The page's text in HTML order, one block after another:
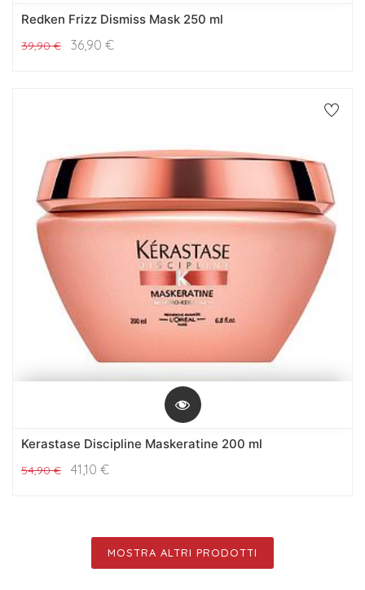
Redken Frizz Dismiss Mask 250 ml
39,90€ 36,90 €
Kerastase Discipline Maskeratine 200 ml
54,90€ 41,10 €
MOSTRA ALTRI PRODOTTI